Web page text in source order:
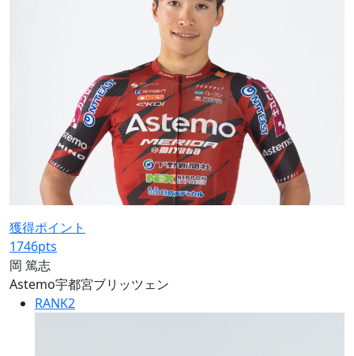
獲得ポイント
1746pts
岡 篤志
Astemo宇都宮ブリッツェン
RANK2